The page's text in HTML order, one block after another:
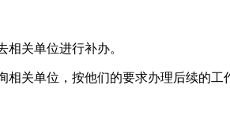
关单位进行补办。
相关单位，按他们的要求办理后续的工